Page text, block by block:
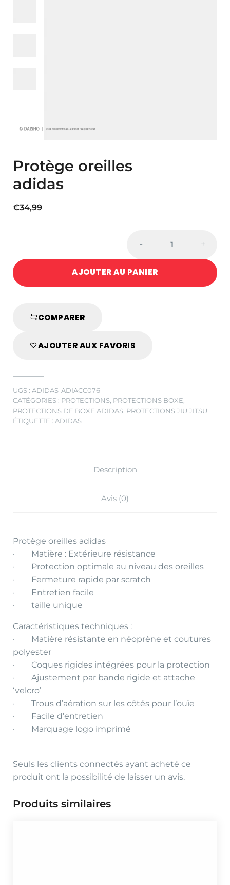
Protège oreilles
adidas
€34,99
adidas
quantité
- +
AJOUTER AU PANIER
COMPARER
AJOUTER AUX FAVORIS
UGS : ADIDAS-ADIACC076
CATÉGORIES : PROTECTIONS PROTECTIONS BOXE
PROTECTIONS DE BOXE ADIDAS PROTECTIONS JIU JITSU
ÉTIQUETTE : ADIDAS
Description
Avis (0)
Protège oreilles adidas
· Matière : Extérieure résistance
· Protection optimale au niveau des oreilles
· Fermeture rapide par scratch
· Entretien facile
· taille unique
Caractéristiques techniques :
· Matière résistante en néoprène et coutures
polyester
· Coques rigides intégrées pour la protection
· Ajustement par bande rigide et attache
‘velcro’
· Trous d’aération sur les côtés pour l’ouïe
· Facile d’entretien
· Marquage logo imprimé
Seuls les clients connectés ayant acheté ce
produit ont la possibilité de laisser un avis.
Produits similaires